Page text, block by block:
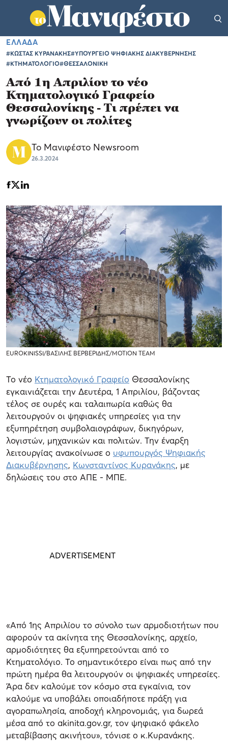
ΕΛΛΑΔΑ
#ΚΩΣΤΑΣ ΚΥΡΑΝΑΚΗΣ#ΥΠΟΥΡΓΕΙΟ ΨΗΦΙΑΚΗΣ ΔΙΑΚΥΒΕΡΝΗΣΗΣ
#ΚΤΗΜΑΤΟΛΟΓΙΟ#ΘΕΣΣΑΛΟΝΙΚΗ
Από 1η Απριλίου το νέο
Κτηματολογικό Γραφείο
Θεσσαλονίκης - Τι πρέπει να
γνωρίζουν οι πολίτες
Το Μανιφέστο Newsroom
26.3.2024
EUROKINISSI/ΒΑΣΙΛΗΣ ΒΕΡΒΕΡΙΔΗΣ/MOTION TEAM
Το νέο Κτηματολογικό Γραφείο Θεσσαλονίκης
εγκαινιάζεται την Δευτέρα, 1 Απριλίου, βάζοντας
τέλος σε ουρές και ταλαιπωρία καθώς θα
λειτουργούν οι ψηφιακές υπηρεσίες για την
εξυπηρέτηση συμβολαιογράφων, δικηγόρων,
λογιστών, μηχανικών και πολιτών. Την έναρξη
λειτουργίας ανακοίνωσε ο υφυπουργός Ψηφιακής
Διακυβέρνησης, Κωνσταντίνος Κυρανάκης, με
δηλώσεις του στο ΑΠΕ - ΜΠΕ.
«Από 1ης Απριλίου το σύνολο των αρμοδιοτήτων που
αφορούν τα ακίνητα της Θεσσαλονίκης, αρχείο,
αρμοδιότητες θα εξυπηρετούνται από το
Κτηματολόγιο. Το σημαντικότερο είναι πως από την
πρώτη ημέρα θα λειτουργούν οι ψηφιακές υπηρεσίες.
Άρα δεν καλούμε τον κόσμο στα εγκαίνια, τον
καλούμε να υποβάλει οποιαδήποτε πράξη για
αγοραπωλησία, αποδοχή κληρονομιάς, για δωρεά
μέσα από το akinita.gov.gr, τον ψηφιακό φάκελο
μεταβίβασης ακινήτου», τόνισε ο κ.Κυρανάκης.